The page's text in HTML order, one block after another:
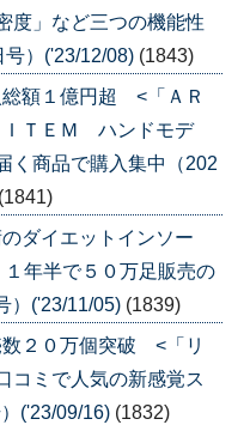
度」など三つの機能性
）('23/12/08) (1843)
額１億円超 <「ＡＲ
ＴＥＭ ハンドモデ
商品で購入集中（202
(1841)
ダイエットインソー
年半で５０万足販売の
）('23/11/05) (1839)
２０万個突破 <「リ
ミで人気の新感覚ス
('23/09/16) (1832)